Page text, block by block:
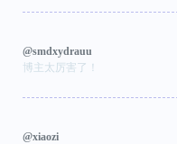
@smdxydrauu
博主太厉害了！
@xiaozi